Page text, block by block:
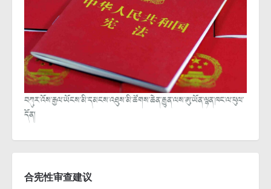
བཀུར་འོས་རྒྱལ་ཡོངས་མི་དམངས་འཐུས་མི་ཚོགས་ཆེན་རྒྱུན་ལས་ཨུ་ཡོན་ལྷན་ཁང་ལ་ཕུལ་
དོན།
合宪性审查建议